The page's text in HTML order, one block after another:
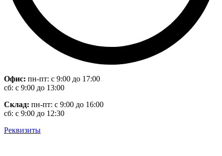
Офис: пн-пт: с 9:00 до 17:00
сб: с 9:00 до 13:00
Склад: пн-пт: с 9:00 до 16:00
сб: с 9:00 до 12:30
Реквизиты